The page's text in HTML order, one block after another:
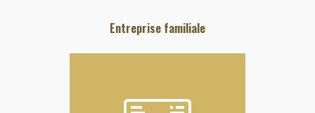
Entreprise familiale